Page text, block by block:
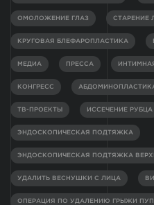
ОМОЛОЖЕНИЕ ГЛАЗ СТАРЕНИЕ
КРУГОВАЯ БЛЕФАРОПЛАСТИКА
МЕДИА ПРЕССА
КОНГРЕСС
ТВ-ПРОЕКТЫ ИССЕЧЕНИЕ РУБЦА
ЭНДОСКОПИЧЕСКАЯ ПОДТЯЖКА
ЭНДОСКОПИЧЕСКАЯ ПОДТЯЖКА
УДАЛИТЬ ВЕСНУШКИ С ЛИЦА
ОПЕРАЦИЯ ПО УДАЛЕНИЮ ГРЫЖИ